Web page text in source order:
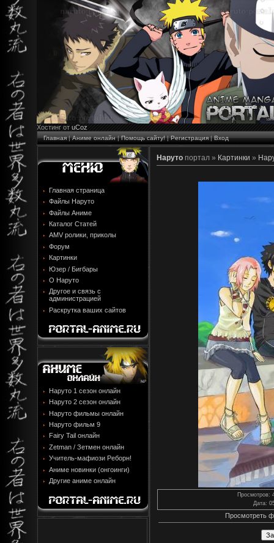
Хостинг от uCoz
Главная|Аниме онлайн|Помощь сайту!|Регистрация|Вход
Главная страница
Файлы Наруто
Файлы Аниме
Каталог Статей
AMV ролики, приколы
Форум
Картинки
Юзер / Бигбары
О Наруто
Другое и связь с
администрацией
Раскрутка ваших сайтов
Наруто 1 сезон онлайн
Наруто 2 сезон онлайн
Наруто фильмы онлайн
Наруто фильм 9
Fairy Tail онлайн
Zetman / Зетмен онлайн
Учитель-мафиози Реборн!
Аниме новинки (онгоинги)
Другие аниме онлайн
Наруто портал » Картинки »
Просмотров:
Дата:
Просмотреть